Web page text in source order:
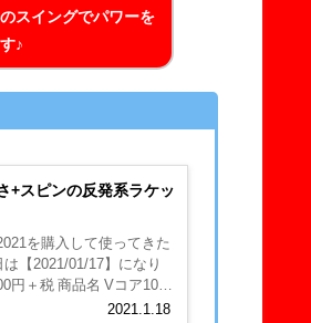
スイングでパワーを
♪
+スピンの反発系ラケッ
2021.1.18
を購入して使ってきた
【2021/01/17】になり